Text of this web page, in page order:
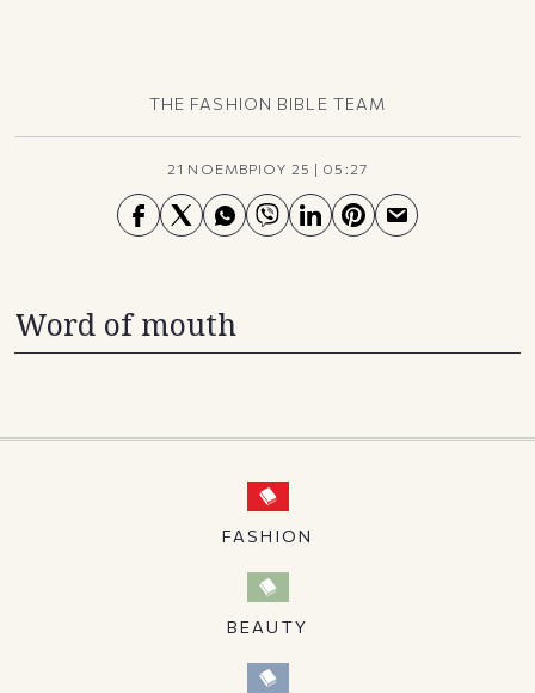
THE FASHION BIBLE TEAM
21 ΝΟΕΜΒΡΙΟΥ 25 | 05:27
Word of mouth
FASHION
BEAUTY